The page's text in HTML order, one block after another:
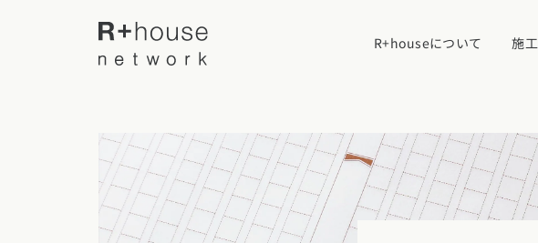
R+houseについて 施
R+houseについて
R+houseについて
全国の工務店を探す